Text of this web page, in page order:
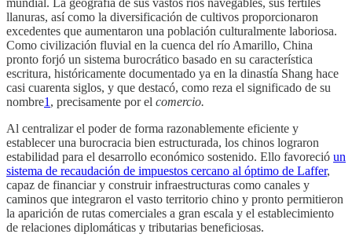
mundial. La geografía de sus vastos ríos navegables, sus fértiles
llanuras, así como la diversificación de cultivos proporcionaron
excedentes que aumentaron una población culturalmente laboriosa.
Como civilización fluvial en la cuenca del río Amarillo, China
pronto forjó un sistema burocrático basado en su característica
escritura, históricamente documentado ya en la dinastía Shang hace
casi cuarenta siglos, y que destacó, como reza el significado de su
nombre1 , precisamente por el comercio.
Al centralizar el poder de forma razonablemente eficiente y
establecer una burocracia bien estructurada, los chinos lograron
estabilidad para el desarrollo económico sostenido. Ello favoreció un
sistema de recaudación de impuestos cercano al óptimo de Laffer,
capaz de financiar y construir infraestructuras como canales y
caminos que integraron el vasto territorio chino y pronto permitieron
la aparición de rutas comerciales a gran escala y el establecimiento
de relaciones diplomáticas y tributarias beneficiosas.